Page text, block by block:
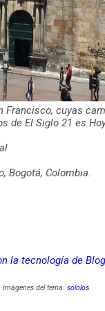
Francisco, cuyas
de El Siglo 21 es
Bogotá, Colombia.
la tecnología de
Imágenes del tema: sololos